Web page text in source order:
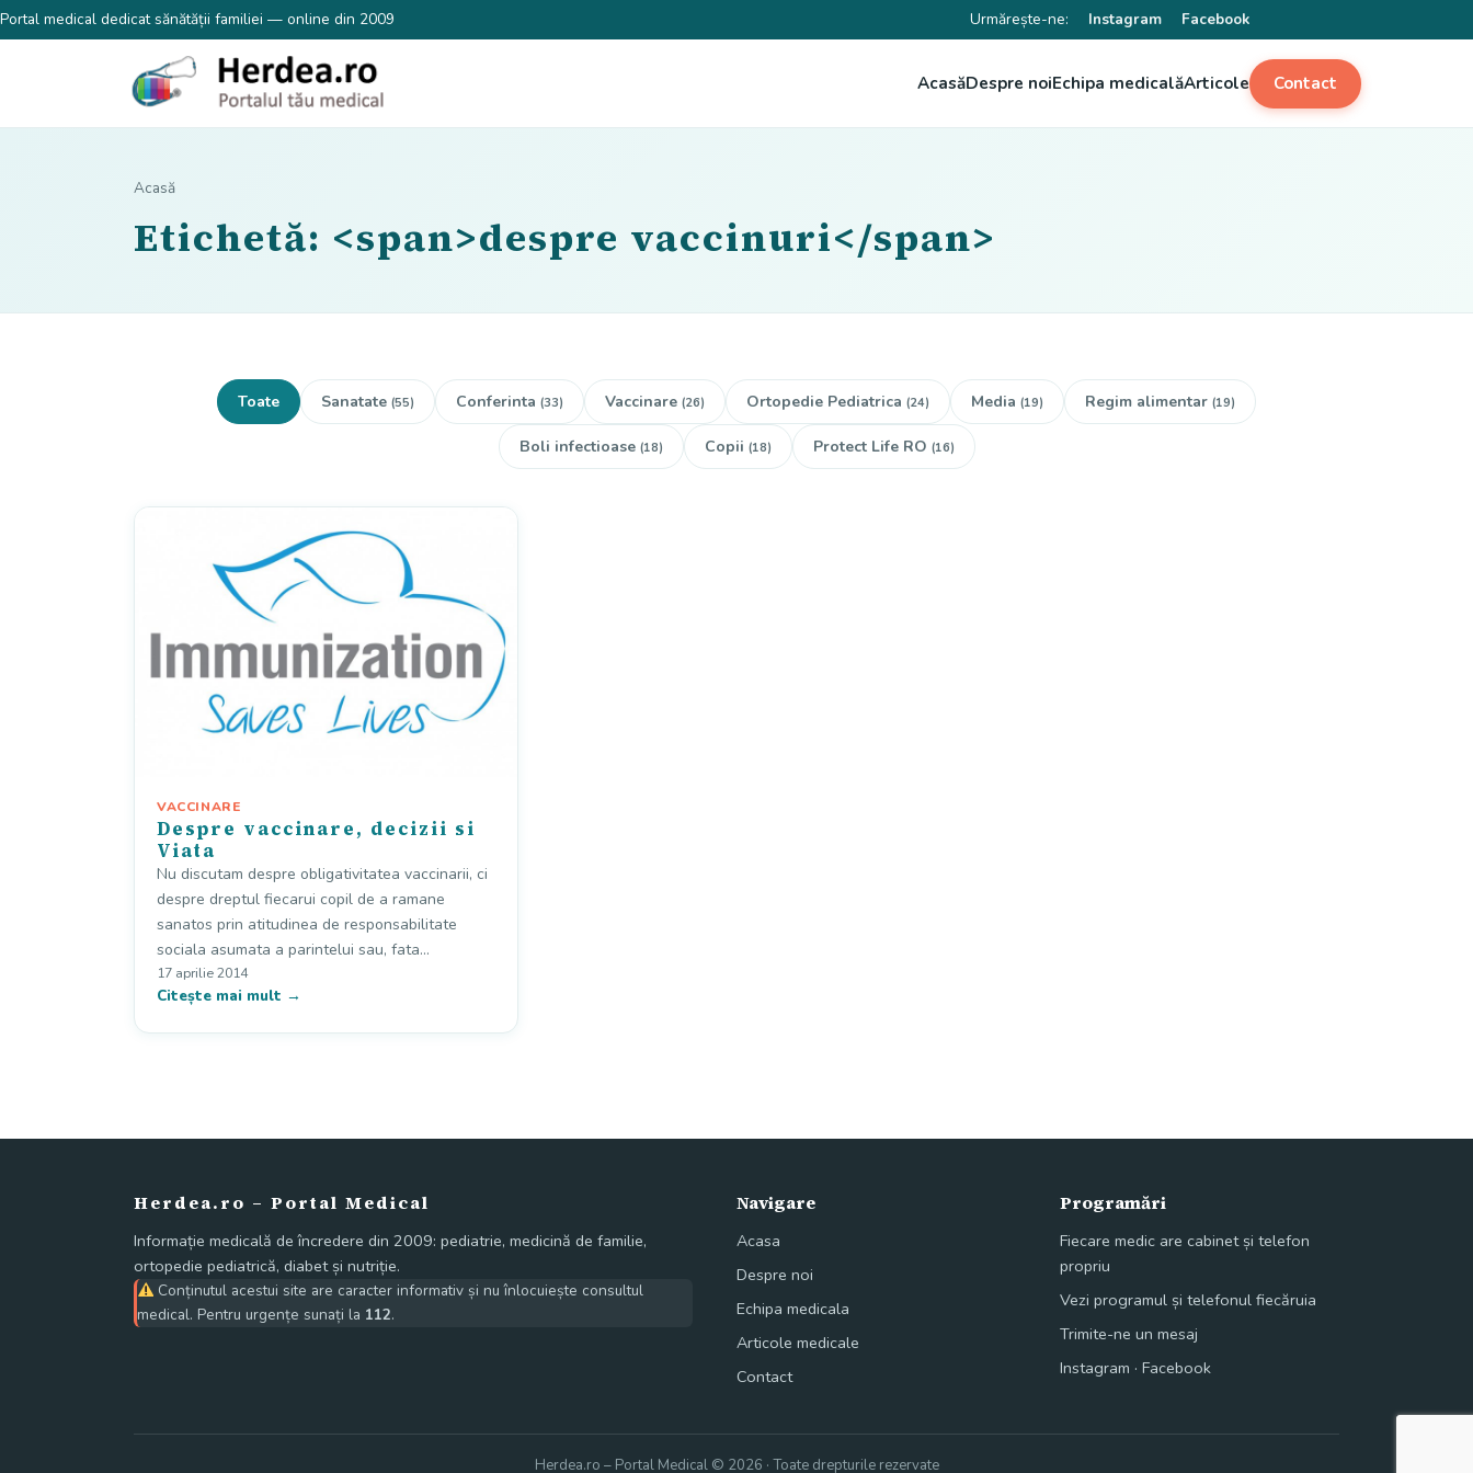
Portal medical dedicat sănătății familiei — online din 2009 Urmărește-ne: Instagram Facebook
AcasăDespre noiEchipa medicalăArticole Contact
Acasă
Etichetă: <span>despre vaccinuri</span>
Toate Sanatate (55) Conferinta (33) Vaccinare (26) Ortopedie Pediatrica (24) Media (19) Regim alimentar (19)
Boli infectioase (18) Copii (18) Protect Life RO (16)
VACCINARE
Despre vaccinare, decizii si
Viata
Nu discutam despre obligativitatea vaccinarii, ci
despre dreptul fiecarui copil de a ramane
sanatos prin atitudinea de responsabilitate
sociala asumata a parintelui sau, fata…
17 aprilie 2014
Citește mai mult →
Herdea.ro – Portal Medical
Informație medicală de încredere din 2009: pediatrie, medicină de familie,
ortopedie pediatrică, diabet și nutriție.
Conținutul acestui site are caracter informativ și nu înlocuiește consultul
medical. Pentru urgențe sunați la 112.
Navigare
Acasa
Despre noi
Echipa medicala
Articole medicale
Contact
Programări
Fiecare medic are cabinet și telefon
propriu
Vezi programul și telefonul fiecăruia
Trimite-ne un mesaj
Instagram · Facebook
Herdea.ro – Portal Medical © 2026 · Toate drepturile rezervate